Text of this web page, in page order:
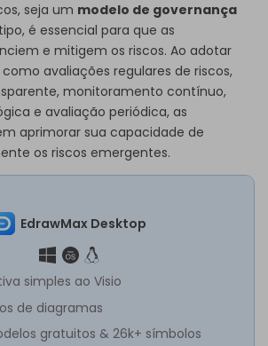
seja um modelo de governança
é essencial para que as
e mitigem os riscos. Ao adotar
avaliações regulares de riscos,
monitoramento contínuo,
e avaliação periódica, as
aprimorar sua capacidade de
os riscos emergentes.
EdrawMax Desktop
simples ao Visio
de diagramas
gratuitos & 26k+ símbolos